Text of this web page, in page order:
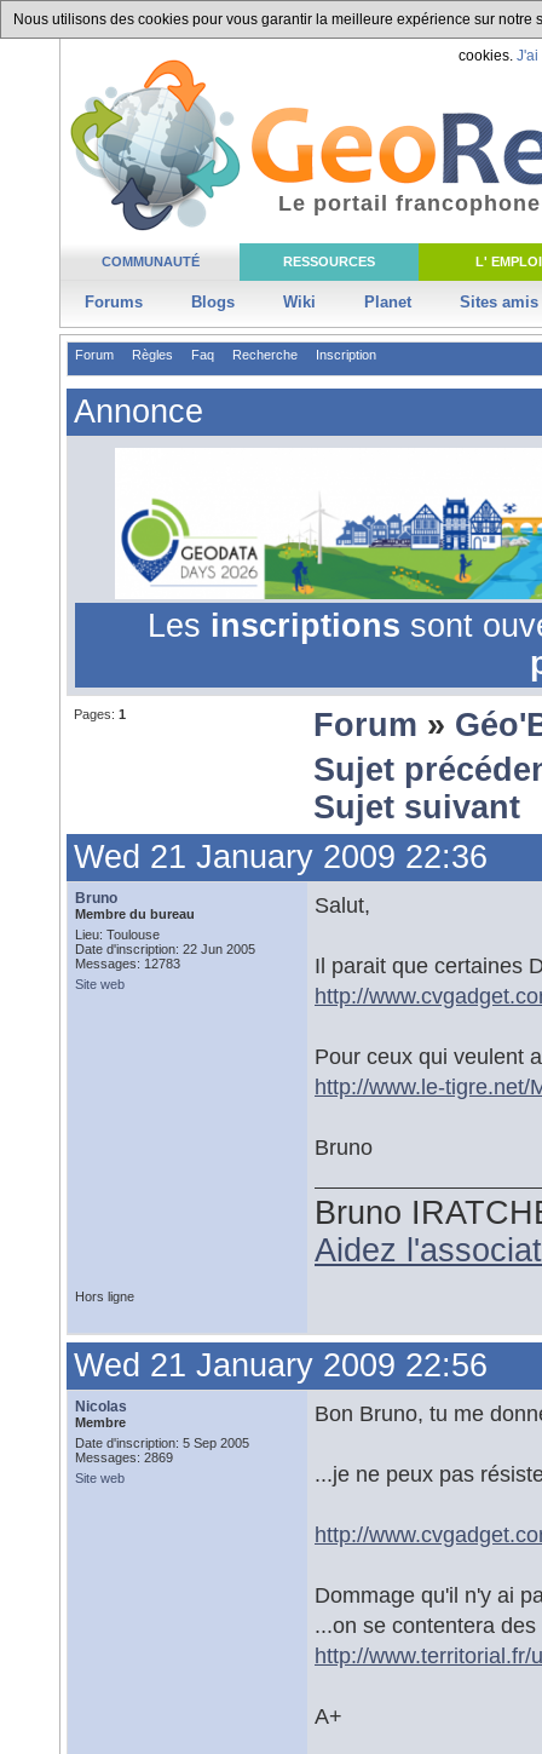
Nous utilisons des cookies pour vous garantir la meilleure expérience sur
cookies. J'ai
COMMUNAUTÉ RESSOURCES L' EMPLOI
Forums Blogs Wiki Planet Sites amis
Le portail
Forum Règles Faq Recherche Inscription
Annonce
Les inscriptions sont
Pages: 1 Forum »
Sujet
Sujet suivant
Wed 21 January 2009 22:36
Bruno
Membre du bureau
Lieu: Toulouse
Date d'inscription: 22 Jun 2005
Messages: 12783
Site web
Salut,
Il parait que certaines
http://
Pour ceux qui veulent
http://www.le-tigre.net/
Bruno
Bruno
Aidez
Hors ligne
Wed 21 January 2009 22:56
Nicolas
Membre
Date d'inscription: 5 Sep 2005
Messages: 2869
Site web
Bon Bruno, tu me
...je ne peux pas
http://
Dommage qu'il n'y ai
...on se contentera
http://
A+